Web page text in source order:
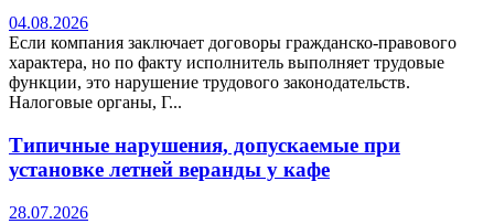
04.08.2026
Если компания заключает договоры гражданско-правового
характера, но по факту исполнитель выполняет трудовые
функции, это нарушение трудового законодательств.
Налоговые органы, Г...
Типичные нарушения, допускаемые при
установке летней веранды у кафе
28.07.2026